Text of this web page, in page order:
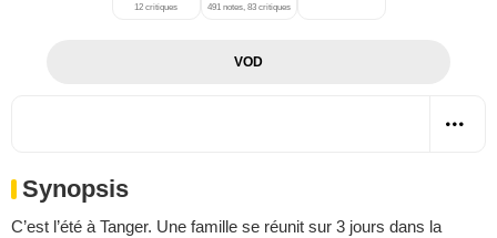
12 critiques 491 notes, 83 critiques
VOD
Synopsis
C’est l’été à Tanger. Une famille se réunit sur 3 jours dans la